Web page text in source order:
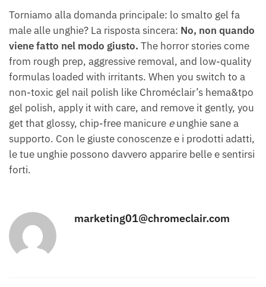
Torniamo alla domanda principale: lo smalto gel fa
male alle unghie? La risposta sincera: No, non quando
viene fatto nel modo giusto. The horror stories come
from rough prep, aggressive removal, and low-quality
formulas loaded with irritants. When you switch to a
non-toxic gel nail polish like Chroméclair’s hema&tpo
gel polish, apply it with care, and remove it gently, you
get that glossy, chip-free manicure eunghie sane a
supporto. Con le giuste conoscenze e i prodotti adatti,
le tue unghie possono davvero apparire belle e sentirsi
forti.
marketing01@chromeclair.com